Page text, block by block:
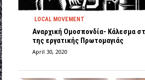
LOCAL MOVEMENT
Αναρχική Ομοσπονδία- Κάλεσμα
της εργατικής Πρωτομαγιάς
April 30, 2020